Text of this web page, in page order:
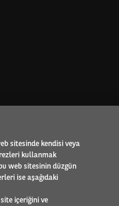
sitesinde kendisi veya
kullanmak
web sitesinin düzgün
ise aşağıdaki
içeriğini ve